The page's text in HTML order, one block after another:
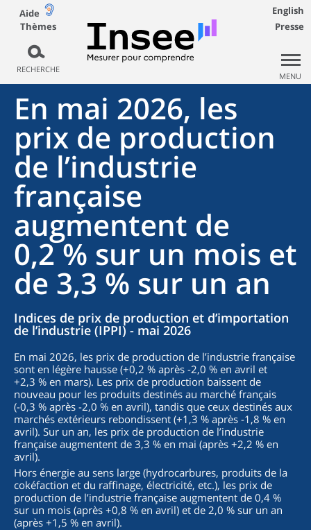
Aide
Thèmes
RECHERCHE
English
Presse
MENU
En mai 2026, les
prix de production
de l’industrie
française
augmentent de
0,2 % sur un mois et
de 3,3 % sur un an
Indices de prix de production et d’importation
de l’industrie (IPPI) - mai 2026
En mai 2026, les prix de production de l’industrie française
sont en légère hausse (+0,2 % après -2,0 % en avril et
+2,3 % en mars). Les prix de production baissent de
nouveau pour les produits destinés au marché français
(-0,3 % après -2,0 % en avril), tandis que ceux destinés aux
marchés extérieurs rebondissent (+1,3 % après -1,8 % en
avril). Sur un an, les prix de production de l’industrie
française augmentent de 3,3 % en mai (après +2,2 % en
avril).
Hors énergie au sens large (hydrocarbures, produits de la
cokéfaction et du raffinage, électricité, etc.), les prix de
production de l’industrie française augmentent de 0,4 %
sur un mois (après +0,8 % en avril) et de 2,0 % sur un an
(après +1,5 % en avril).